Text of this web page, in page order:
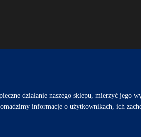
Gdynia | PREFERENCJE COOKIES
działanie naszego sklepu, mierzyć jego
informacje o użytkownikach, ich